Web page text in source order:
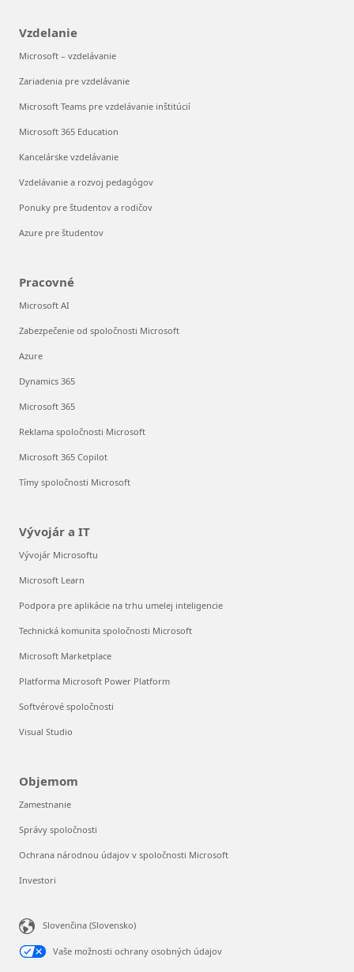
Vzdelanie
Microsoft – vzdelávanie
Zariadenia pre vzdelávanie
Microsoft Teams pre vzdelávanie inštitúcií
Microsoft 365 Education
Kancelárske vzdelávanie
Vzdelávanie a rozvoj pedagógov
Ponuky pre študentov a rodičov
Azure pre študentov
Pracovné
Microsoft AI
Zabezpečenie od spoločnosti Microsoft
Azure
Dynamics 365
Microsoft 365
Reklama spoločnosti Microsoft
Microsoft 365 Copilot
Tímy spoločnosti Microsoft
Vývojár a IT
Vývojár Microsoftu
Microsoft Learn
Podpora pre aplikácie na trhu umelej inteligencie
Technická komunita spoločnosti Microsoft
Microsoft Marketplace
Platforma Microsoft Power Platform
Softvérové spoločnosti
Visual Studio
Objemom
Zamestnanie
Správy spoločnosti
Ochrana národnou údajov v spoločnosti Microsoft
Investori
Slovenčina (Slovensko)
Vaše možnosti ochrany osobných údajov